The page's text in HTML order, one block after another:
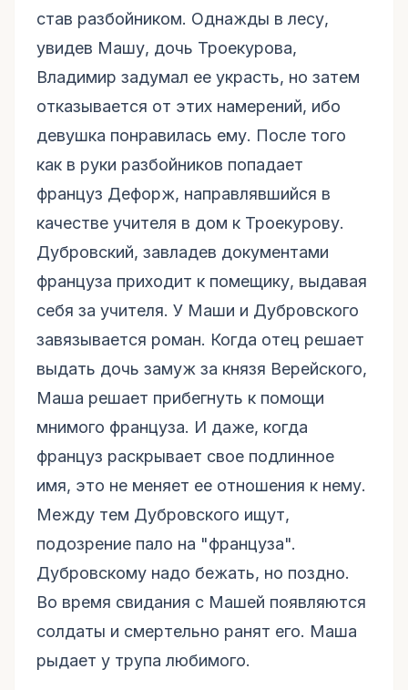
став разбойником. Однажды в лесу,
увидев Машу, дочь Троекурова,
Владимир задумал ее украсть, но затем
отказывается от этих намерений, ибо
девушка понравилась ему. После того
как в руки разбойников попадает
француз Дефорж, направлявшийся в
качестве учителя в дом к Троекурову.
Дубровский, завладев документами
француза приходит к помещику, выдавая
себя за учителя. У Маши и Дубровского
завязывается роман. Когда отец решает
выдать дочь замуж за князя Верейского,
Маша решает прибегнуть к помощи
мнимого француза. И даже, когда
француз раскрывает свое подлинное
имя, это не меняет ее отношения к нему.
Между тем Дубровского ищут,
подозрение пало на "француза".
Дубровскому надо бежать, но поздно.
Во время свидания с Машей появляются
солдаты и смертельно ранят его. Маша
рыдает у трупа любимого.